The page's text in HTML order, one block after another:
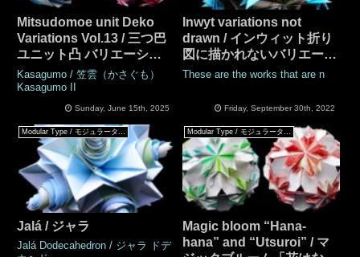
Mitsudomoe unit Deko
Variations Vol.13 / 三つ巴
ユニット凸 バリエーショ
ン Vol.13
Kasagumo / 笠雲（かさぐも）
Kasagumo II
Sunday, June 15th, 2025
Inwyt variations not
drawn / インウィット折り
図に描かれないバリエーシ
ョンたち
These are the works that are n
Friday, September 30th, 2022
Modular Type / モジュラータイプ
Jalá / ジャラ
Jalá Dodecahedron / ジャラ ドデ
Modular Type / モジュラータイプ
Magic bloom “Hana-
hana” and “Utsuroi” / マ